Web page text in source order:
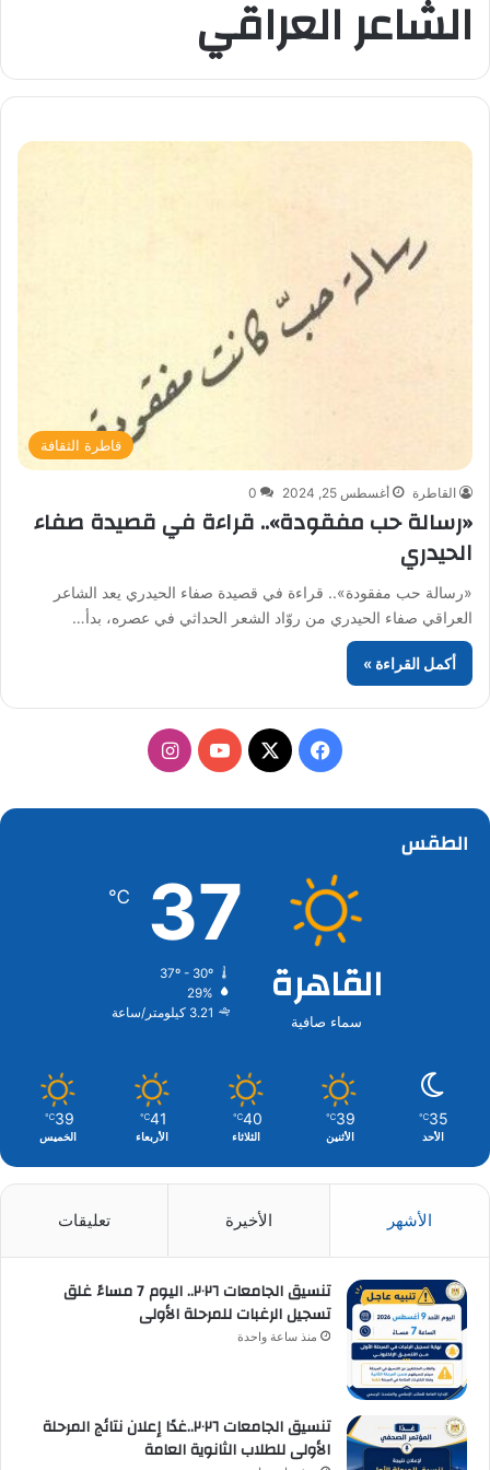
الشاعر العراقي
قاطرة الثقافة
القاطرة أغسطس 25, 2024 0
«رسالة حب مفقودة».. قراءة في قصيدة صفاء
الحيدري
«رسالة حب مفقودة».. قراءة في قصيدة صفاء الحيدري يعد الشاعر
العراقي صفاء الحيدري من روّاد الشعر الحداثي في عصره، بدأ…
أكمل القراءة »
فيسبوك
‫X
‫YouTubeانستقرام
الطقس
القاهرة
سماء صافية
37
℃
37º - 30º
29%
3.21 كيلومتر/ساعة
35
℃
الأحد
39
℃
الأثنين
40
℃
الثلاثاء
41
℃
الأربعاء
39
℃
الخميس
الأشهر الأخيرة تعليقات
تنسيق الجامعات ٢٠٢٦.. اليوم 7 مساءً غلق
تسجيل الرغبات للمرحلة الأولى
منذ ساعة واحدة
تنسيق الجامعات ٢٠٢٦..غدًا إعلان نتائج المرحلة
الأولى للطلاب الثانوية العامة